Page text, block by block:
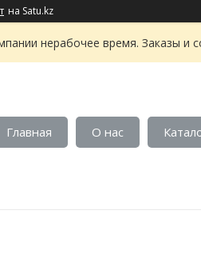
на Satu.kz
нерабочее время. Заказы и
Главная О нас